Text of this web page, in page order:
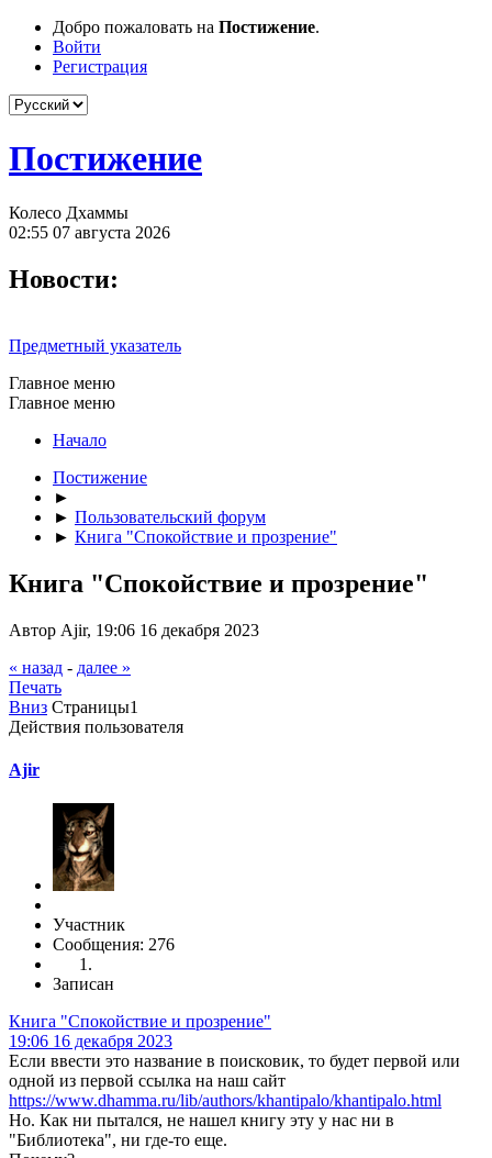
Добро пожаловать на Постижение.
Войти
Регистрация
Постижение
Колесо Дхаммы
02:55 07 августа 2026
Новости:
Предметный указатель
Главное меню
Главное меню
Начало
Постижение
►
► Пользовательский форум
► Книга "Спокойствие и прозрение"
Книга "Спокойствие и прозрение"
Автор Ajir, 19:06 16 декабря 2023
« назад - далее »
Печать
Вниз Страницы1
Действия пользователя
Ajir
Участник
Сообщения: 276
Записан
Книга "Спокойствие и прозрение"
19:06 16 декабря 2023
Если ввести это название в поисковик, то будет первой или
одной из первой ссылка на наш сайт
https://www.dhamma.ru/lib/authors/khantipalo/khantipalo.html
Но. Как ни пытался, не нашел книгу эту у нас ни в
"Библиотека", ни где-то еще.